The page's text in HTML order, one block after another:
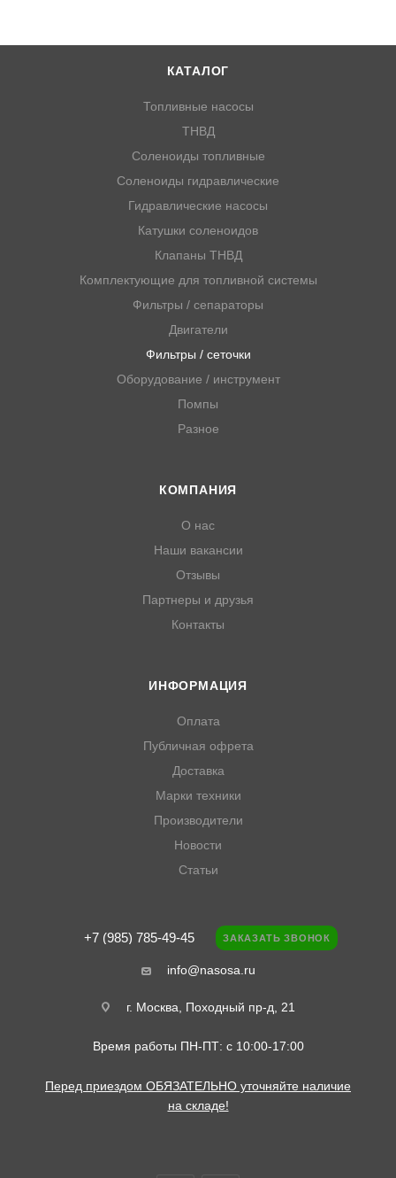
КАТАЛОГ
Топливные насосы
ТНВД
Соленоиды топливные
Соленоиды гидравлические
Гидравлические насосы
Катушки соленоидов
Клапаны ТНВД
Комплектующие для топливной системы
Фильтры / сепараторы
Двигатели
Фильтры / сеточки
Оборудование / инструмент
Помпы
Разное
КОМПАНИЯ
О нас
Наши вакансии
Отзывы
Партнеры и друзья
Контакты
ИНФОРМАЦИЯ
Оплата
Публичная офрета
Доставка
Марки техники
Производители
Новости
Статьи
+7 (985) 785-49-45 ЗАКАЗАТЬ ЗВОНОК
info@nasosa.ru
г. Москва, Походный пр-д, 21
Время работы ПН-ПТ: с 10:00-17:00
Перед приездом ОБЯЗАТЕЛЬНО уточняйте наличие
на складе!